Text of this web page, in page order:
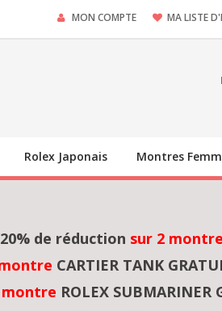
MON COMPTE MA LISTE
Rolex Japonais Montres
20% de réduction sur 2
CARTIER TANK
montre ROLEX SUBMARINER